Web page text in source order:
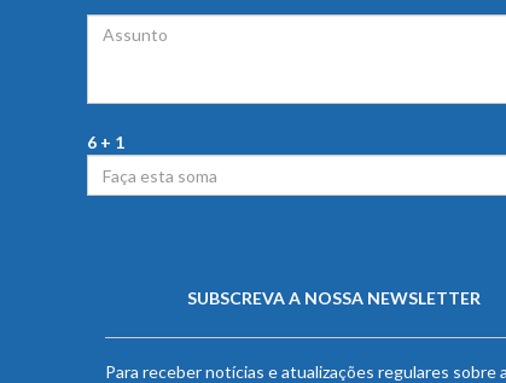
6 + 1
SUBSCREVA A NOSSA NEWSLETTER
Para receber notícias e atualizações regulares